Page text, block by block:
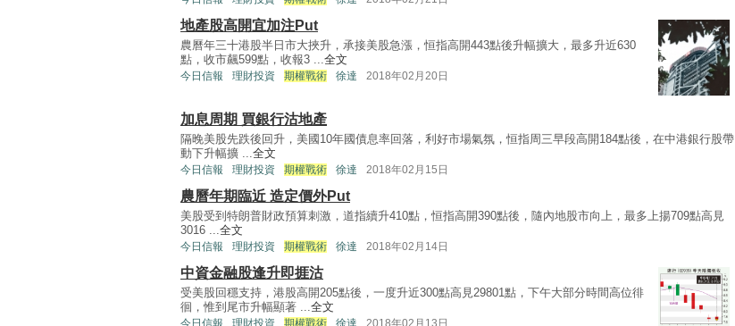
地產股高開宜加注Put
農曆年三十港股半日市大挾升，承接美股急漲，恒指高開443點後升幅擴大，最多升近630
點，收市飆599點，收報3 ... 全文
今日信報 理財投資 期權戰術 徐達 2018年02月20日
加息周期 買銀行沽地產
隔晚美股先跌後回升，美國10年國債息率回落，利好市場氣氛，恒指周三早段高開184點後，在中港銀行股帶
動下升幅擴 ... 全文
今日信報 理財投資 期權戰術 徐達 2018年02月15日
農曆年期臨近 造定價外Put
美股受到特朗普財政預算刺激，道指續升410點，恒指高開390點後，隨內地股市向上，最多上揚709點高見
3016 ... 全文
今日信報 理財投資 期權戰術 徐達 2018年02月14日
中資金融股逢升即捱沽
受美股回穩支持，港股高開205點後，一度升近300點高見29801點，下午大部分時間高位徘
徊，惟到尾市升幅顯著 ... 全文
今日信報 理財投資 期權戰術 徐達 2018年02月13日